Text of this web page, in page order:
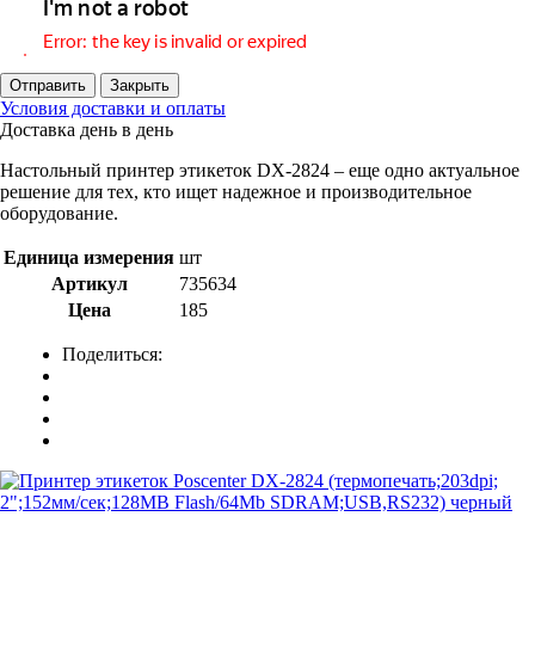
Отправить Закрыть
Условия доставки и оплаты
Доставка день в день
Настольный принтер этикеток DX-2824 – еще одно актуальное
решение для тех, кто ищет надежное и производительное
оборудование.
Единица измерения шт
Артикул
735634
Цена
185
Поделиться: